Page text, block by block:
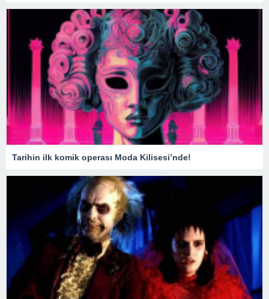
Tarihin ilk komik operası Moda Kilisesi’nde!